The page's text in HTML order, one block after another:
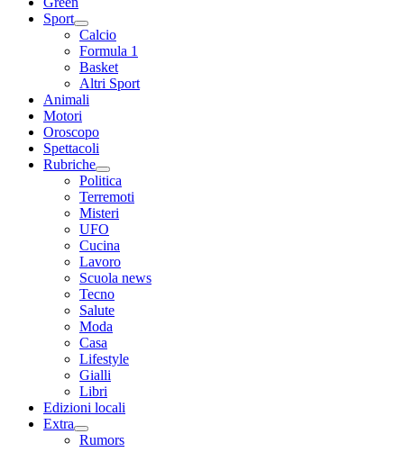
Sport
Calcio
Formula 1
Basket
Altri Sport
Animali
Motori
Oroscopo
Spettacoli
Rubriche
Politica
Terremoti
Misteri
UFO
Cucina
Lavoro
Scuola news
Tecno
Salute
Moda
Casa
Lifestyle
Gialli
Libri
Edizioni locali
Extra
Rumors